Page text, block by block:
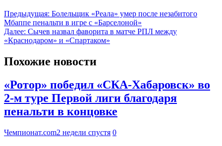
Предыдущая: Болельщик «Реала» умер после незабитого
Мбаппе пенальти в игре с «Барселоной»
Далее: Сычев назвал фаворита в матче РПЛ между
«Краснодаром» и «Спартаком»
Похожие новости
«Ротор» победил «СКА-Хабаровск» во
2-м туре Первой лиги благодаря
пенальти в концовке
Чемпионат.com2 недели спустя 0